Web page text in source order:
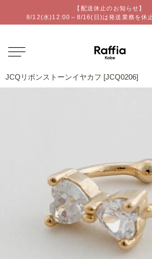
【配送休止のお知らせ】
8/12(水)12:00～8/16(日)は発送業務を休止
オリジナルアクセサリー通販ショップ |
JCQリボンストーンイヤカフ [JCQ0206]